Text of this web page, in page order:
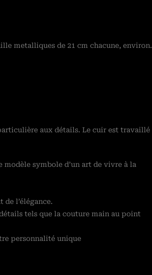
metalliques de 21 cm chacune, environ.
aux détails. Le cuir est travaillé
symbole d’un art de vivre à la
l’élégance.
tels que la couture main au point
personnalité unique